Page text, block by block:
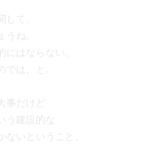
して。
ね。
にはならない。
では、と。
事だけど
う建設的な
ないということ。